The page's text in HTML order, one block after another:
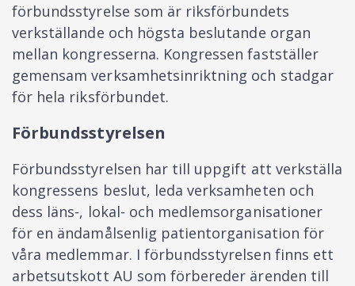
förbundsstyrelse som är riksförbundets
verkställande och högsta beslutande organ
mellan kongresserna. Kongressen fastställer
gemensam verksamhetsinriktning och stadgar
för hela riksförbundet.
Förbundsstyrelsen
Förbundsstyrelsen har till uppgift att verkställa
kongressens beslut, leda verksamheten och
dess läns-, lokal- och medlemsorganisationer
för en ändamålsenlig patientorganisation för
våra medlemmar. I förbundsstyrelsen finns ett
arbetsutskott AU som förbereder ärenden till